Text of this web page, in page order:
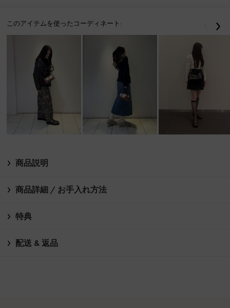
このアイテムを使ったコーディネート: 戻る
商品説明
商品詳細 / お手入れ方法
特典
配送 & 返品